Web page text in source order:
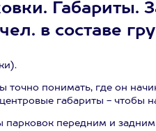
Габариты.
в составе
понимать, где он
габариты - чтобы
парковок передним и